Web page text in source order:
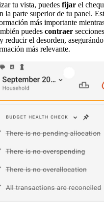
tu vista, puedes fijar el
la parte superior de tu panel.
más importante
puedes contraer
reducir el desorden,
más relevante.